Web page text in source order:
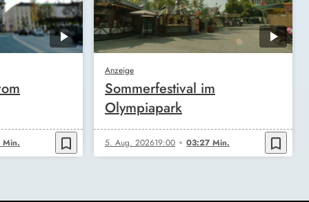
bookmark_border
Anzeige
Sommerfestival im
Olympiapark
5. Aug. 202619:00 03:27 Min. bookmark_border